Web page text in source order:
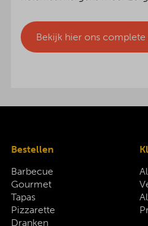
Bekijk hier ons complete
Bestellen
Barbecue
Gourmet
Tapas
Pizzarette
Dranken